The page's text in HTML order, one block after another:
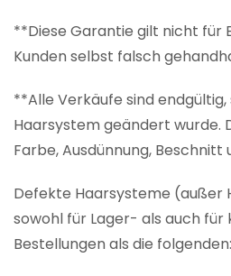
**Diese Garantie gilt nicht für
Kunden selbst falsch
**Alle Verkäufe sind endgültig,
Haarsystem geändert wurde.
Farbe, Ausdünnung, Beschnitt
Defekte Haarsysteme (außer
sowohl für Lager- als auch für
Bestellungen als die folgenden: